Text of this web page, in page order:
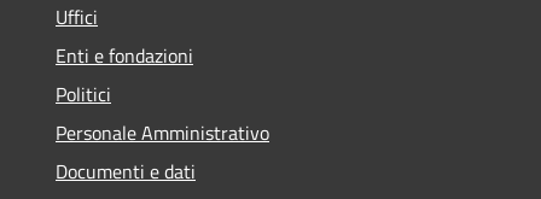
Uffici
Enti e fondazioni
Politici
Personale Amministrativo
Documenti e dati